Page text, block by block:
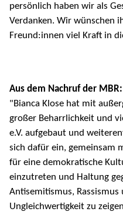
persönlich haben wir als
Verdanken. Wir wünschen
Freund:innen viel Kraft in
Aus dem Nachruf der MBR:
"Bianca Klose hat mit
großer Beharrlichkeit und
e.V. aufgebaut und
sich dafür ein, gemeinsam
für eine demokratische
einzutreten und Haltung
Antisemitismus,
Ungleichwertigkeit zu